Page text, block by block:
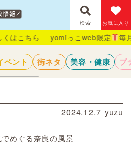
検索 お気に入り
yomiっこweb限定 毎月抽選で1名
ベント 街ネタ 美容・健康 プ
2024.12.7 yuzu
めぐる奈良の風景